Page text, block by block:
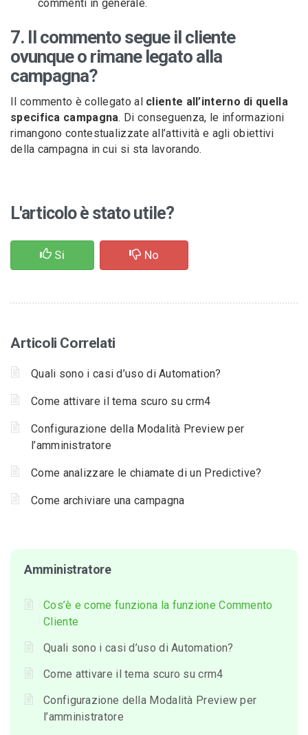
commenti in generale.
7. Il commento segue il cliente
ovunque o rimane legato alla
campagna?
Il commento è collegato al cliente all’interno di quella
specifica campagna. Di conseguenza, le informazioni
rimangono contestualizzate all’attività e agli obiettivi
della campagna in cui si sta lavorando.
L'articolo è stato utile?
Si No
Articoli Correlati
Quali sono i casi d’uso di Automation?
Come attivare il tema scuro su crm4
Configurazione della Modalità Preview per
l’amministratore
Come analizzare le chiamate di un Predictive?
Come archiviare una campagna
Amministratore
Cos’è e come funziona la funzione Commento
Cliente
Quali sono i casi d’uso di Automation?
Come attivare il tema scuro su crm4
Configurazione della Modalità Preview per
l’amministratore